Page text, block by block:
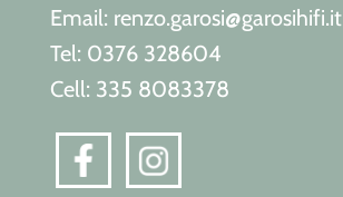
Email: renzo.garosi@garosihifi.it
Tel: 0376 328604
Cell: 335 8083378